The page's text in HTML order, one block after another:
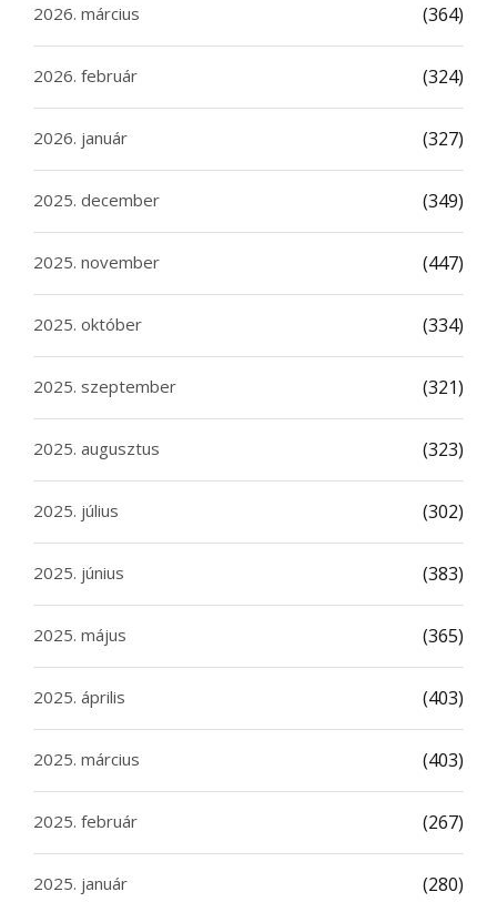
2026. március (364)
2026. február (324)
2026. január (327)
2025. december (349)
2025. november (447)
2025. október (334)
2025. szeptember (321)
2025. augusztus (323)
2025. július (302)
2025. június (383)
2025. május (365)
2025. április (403)
2025. március (403)
2025. február (267)
2025. január (280)